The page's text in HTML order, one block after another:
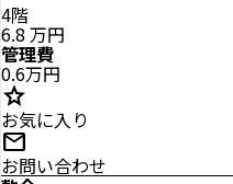
4階
6.8 万円
管理費
0.6万円
star
お気に入り
mail
お問い合わせ